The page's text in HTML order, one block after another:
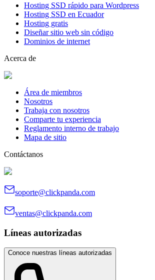
Hosting SSD rápido para Wordpress
Hosting SSD en Ecuador
Hosting gratis
Diseñar sitio web sin código
Dominios de internet
Acerca de
Área de miembros
Nosotros
Trabaja con nosotros
Comparte tu experiencia
Reglamento interno de trabajo
Mapa de sitio
Contáctanos
soporte@clickpanda.com
ventas@clickpanda.com
Líneas autorizadas
Conoce nuestras líneas autorizadas